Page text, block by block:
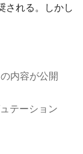
される。しかし
内容が公開
テーション